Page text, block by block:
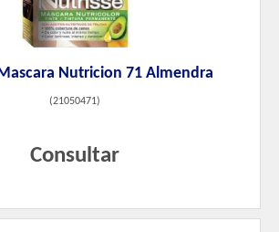
Nutricion 71 Almendra
(21050471)
Consultar